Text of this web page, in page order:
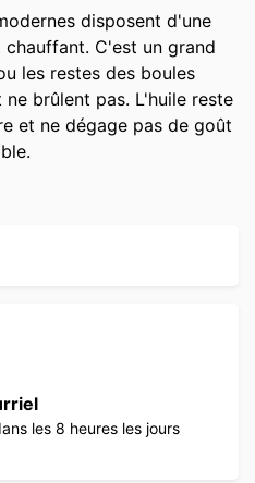
disposent d'une
chauffant. C'est un grand
les restes des boules
brûlent pas. L'huile reste
et ne dégage pas de goût
les 8 heures les jours